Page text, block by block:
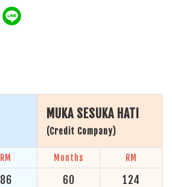
MUKA SESUKA HATI
(Credit Company)
RM Months RM
86 60
124